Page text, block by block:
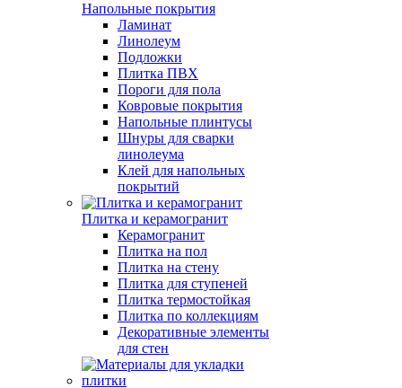
Напольные покрытия
Ламинат
Линолеум
Подложки
Плитка ПВХ
Пороги для пола
Ковровые покрытия
Напольные плинтусы
Шнуры для сварки
линолеума
Клей для напольных
покрытий
Плитка и керамогранит
Керамогранит
Плитка на пол
Плитка на стену
Плитка для ступеней
Плитка термостойкая
Плитка по коллекциям
Декоративные элементы
для стен